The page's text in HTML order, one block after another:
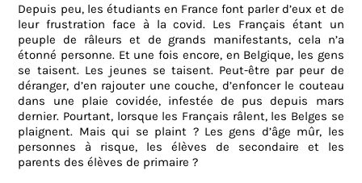
Depuis peu, les étudiants en France font parler d’eux et de
leur frustration face à la covid. Les Français étant un
peuple de râleurs et de grands manifestants, cela n’a
étonné personne. Et une fois encore, en Belgique, les gens
se taisent. Les jeunes se taisent. Peut-être par peur de
déranger, d’en rajouter une couche, d’enfoncer le couteau
dans une plaie covidée, infestée de pus depuis mars
dernier. Pourtant, lorsque les Français râlent, les Belges se
plaignent. Mais qui se plaint ? Les gens d’âge mûr, les
personnes à risque, les élèves de secondaire et les
parents des élèves de primaire ?